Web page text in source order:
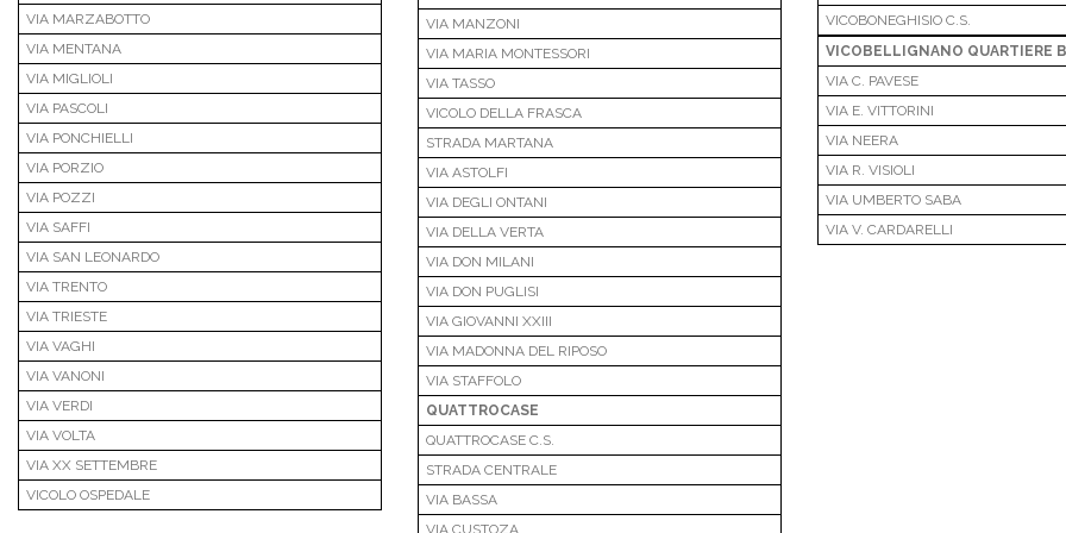
VIA MARZABOTTO
VIA MENTANA
VIA MIGLIOLI
VIA PASCOLI
VIA PONCHIELLI
VIA PORZIO
VIA POZZI
VIA SAFFI
VIA SAN LEONARDO
VIA TRENTO
VIA TRIESTE
VIA VAGHI
VIA VANONI
VIA VERDI
VIA VOLTA
VIA XX SETTEMBRE
VICOLO OSPEDALE
VIA MANZONI
VIA MARIA MONTESSORI
VIA TASSO
VICOLO DELLA FRASCA
STRADA MARTANA
VIA ASTOLFI
VIA DEGLI ONTANI
VIA DELLA VERTA
VIA DON MILANI
VIA DON PUGLISI
VIA GIOVANNI XXIII
VIA MADONNA DEL RIPOSO
VIA STAFFOLO
QUATTROCASE
QUATTROCASE C.S.
STRADA CENTRALE
VIA BASSA
VIA CUSTOZA
VICOBONEGHISIO C.S.
VICOBELLIGNANO QUARTIERE
VIA C. PAVESE
VIA E. VITTORINI
VIA NEERA
VIA R. VISIOLI
VIA UMBERTO SABA
VIA V. CARDARELLI